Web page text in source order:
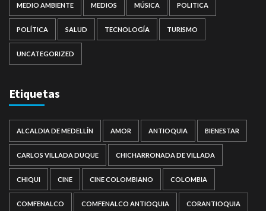
MEDIO AMBIENTE MEDIOS MÚSICA POLITICA
POLÍTICA SALUD TECNOLOGÍA TURISMO
UNCATEGORIZED
Etiquetas
ALCALDIA DE MEDELLÍN AMOR ANTIOQUIA BIENESTAR
CARLOS VILLADA DUQUE CHICHARRONADA DE VILLADA
CHIQUI CINE CINE COLOMBIANO COLOMBIA
COMFENALCO COMFENALCO ANTIOQUIA CORANTIOQUIA